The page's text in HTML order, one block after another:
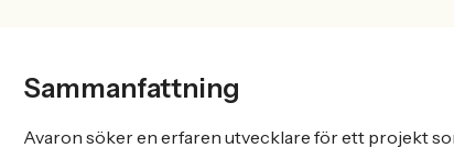
Sammanfattning
Avaron söker en erfaren utvecklare för ett projekt